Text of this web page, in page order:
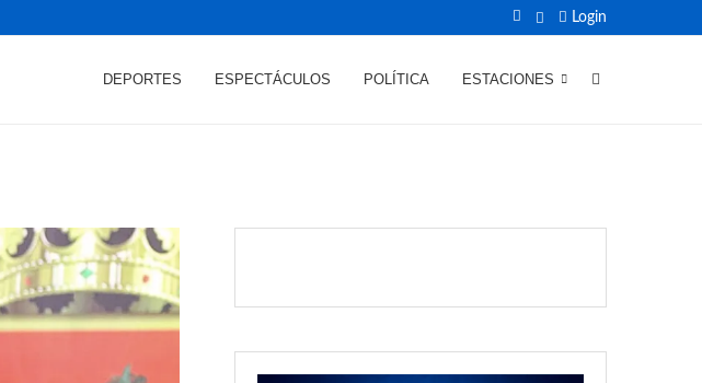
Login
DEPORTES ESPECTÁCULOS POLÍTICA ESTACIONES